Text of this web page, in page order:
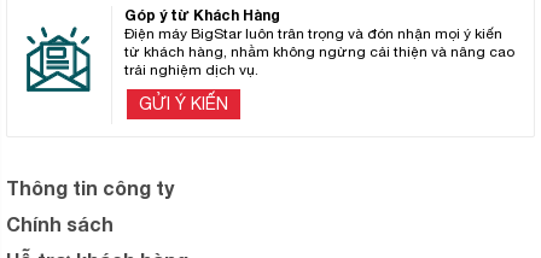
Góp ý từ Khách Hàng
Điện máy BigStar luôn trân trọng và đón nhận mọi ý kiến
từ khách hàng, nhằm không ngừng cải thiện và nâng cao
trải nghiệm dịch vụ.
GỬI Ý KIẾN
Thông tin công ty
Chính sách